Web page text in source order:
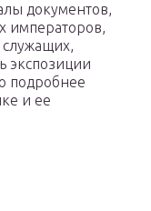
документов,
императоров,
служащих,
экспозиции
подробнее
и ее